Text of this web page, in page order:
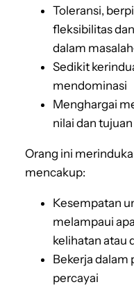
Toleransi,
fleksibilitas
dalam
Sedikit
mendominasi
Menghargai
nilai dan
Orang ini
mencakup:
Kesempatan
melampaui
kelihatan atau
Bekerja dalam
percayai